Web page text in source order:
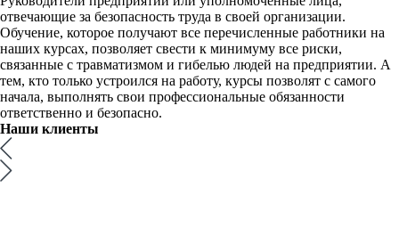
отвечающие за безопасность труда в своей организации.
Обучение, которое получают все перечисленные работники на
наших курсах, позволяет свести к минимуму все риски,
связанные с травматизмом и гибелью людей на предприятии. А
тем, кто только устроился на работу, курсы позволят с самого
начала, выполнять свои профессиональные обязанности
ответственно и безопасно.
Наши клиенты